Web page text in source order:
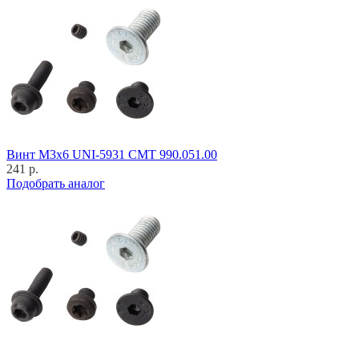
Винт M3x6 UNI-5931 CMT 990.051.00
241 р.
Подобрать аналог